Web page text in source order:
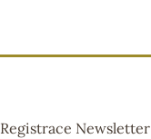
Registrace Newsletter